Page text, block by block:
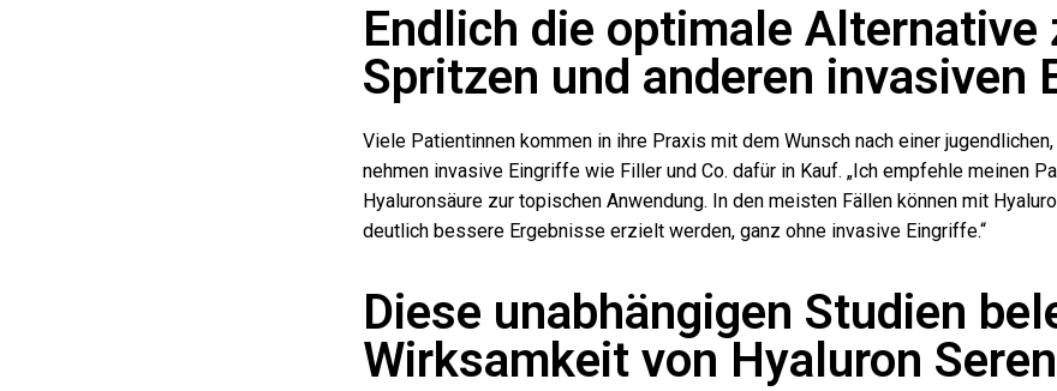
Endlich die optimale Alternative
Spritzen und anderen invasiven
Viele Patientinnen kommen in ihre Praxis mit dem Wunsch nach einer
nehmen invasive Eingriffe wie Filler und Co. dafür in Kauf. „Ich empfehle meinen
Hyaluronsäure zur topischen Anwendung. In den meisten Fällen können mit
deutlich bessere Ergebnisse erzielt werden, ganz ohne invasive Eingriffe.“
Diese unabhängigen Studien
Wirksamkeit von Hyaluron